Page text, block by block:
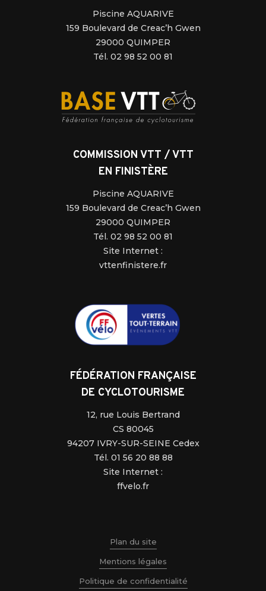
Piscine AQUARIVE
159 Boulevard de Creac’h Gwen
29000 QUIMPER
Tél. 02 98 52 00 81
COMMISSION VTT / VTT
EN FINISTÈRE
Piscine AQUARIVE
159 Boulevard de Creac’h Gwen
29000 QUIMPER
Tél. 02 98 52 00 81
Site Internet :
vttenfinistere.fr
FÉDÉRATION FRANÇAISE
DE CYCLOTOURISME
12, rue Louis Bertrand
CS 80045
94207 IVRY-SUR-SEINE Cedex
Tél. 01 56 20 88 88
Site Internet :
ffvelo.fr
Plan du site
Mentions légales
Politique de confidentialité